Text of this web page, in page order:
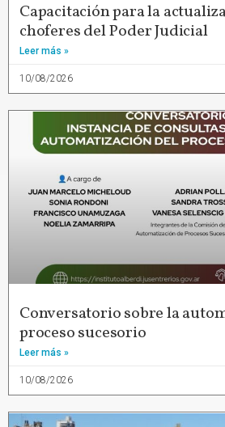
Capacitación para la
choferes del Poder Judicial
Leer más »
10/08/2026
Conversatorio sobre la
proceso sucesorio
Leer más »
10/08/2026